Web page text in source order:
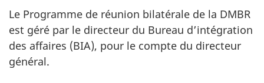
Le Programme de réunion bilatérale de la DMBR
est géré par le directeur du Bureau d’intégration
des affaires (BIA), pour le compte du directeur
général.